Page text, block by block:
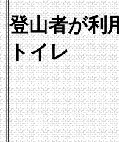
登山者が利
トイレ